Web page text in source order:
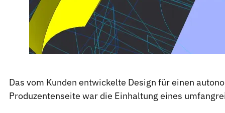
Das vom Kunden entwickelte Design für einen
Produzentenseite war die Einhaltung eines